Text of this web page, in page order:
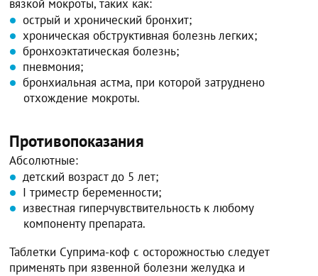
вязкой мокроты, таких как:
острый и хронический бронхит;
хроническая обструктивная болезнь легких;
бронхоэктатическая болезнь;
пневмония;
бронхиальная астма, при которой затруднено
отхождение мокроты.
Противопоказания
Абсолютные:
детский возраст до 5 лет;
I триместр беременности;
известная гиперчувствительность к любому
компоненту препарата.
Таблетки Суприма-коф с осторожностью следует
применять при язвенной болезни желудка и